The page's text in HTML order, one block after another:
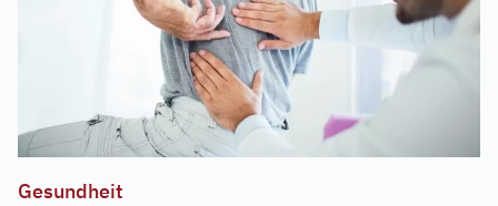
Gesundheit